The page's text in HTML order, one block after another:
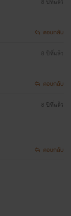
ตอบกลับ
8 ปีที่แล้ว
ตอบกลับ
8 ปีที่แล้ว
ตอบกลับ